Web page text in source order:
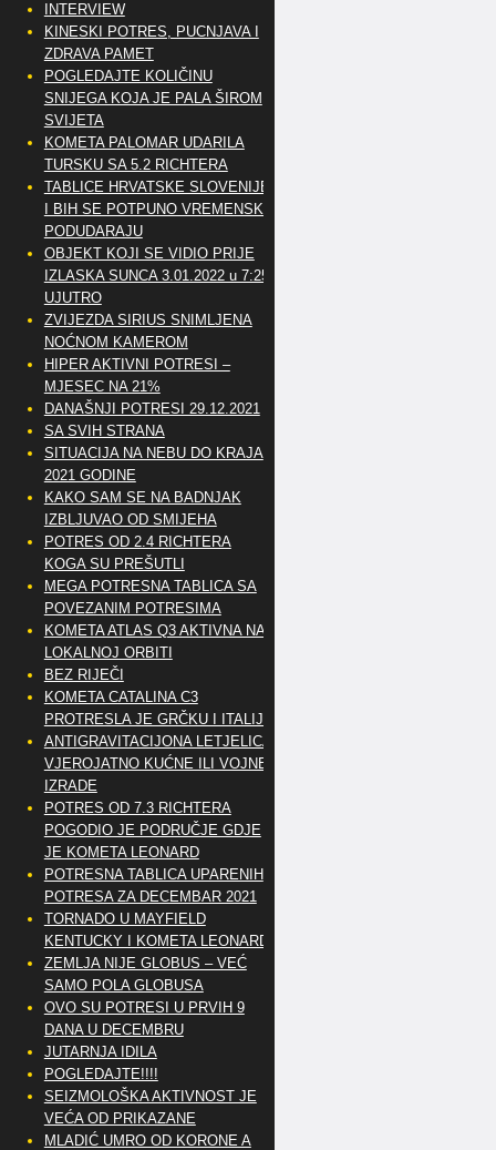
INTERVIEW
KINESKI POTRES, PUCNJAVA I
ZDRAVA PAMET
POGLEDAJTE KOLIČINU
SNIJEGA KOJA JE PALA ŠIROM
SVIJETA
KOMETA PALOMAR UDARILA
TURSKU SA 5.2 RICHTERA
TABLICE HRVATSKE SLOVENIJE
I BIH SE POTPUNO VREMENSKI
PODUDARAJU
OBJEKT KOJI SE VIDIO PRIJE
IZLASKA SUNCA 3.01.2022 u 7:25
UJUTRO
ZVIJEZDA SIRIUS SNIMLJENA
NOĆNOM KAMEROM
HIPER AKTIVNI POTRESI –
MJESEC NA 21%
DANAŠNJI POTRESI 29.12.2021
SA SVIH STRANA
SITUACIJA NA NEBU DO KRAJA
2021 GODINE
KAKO SAM SE NA BADNJAK
IZBLJUVAO OD SMIJEHA
POTRES OD 2.4 RICHTERA
KOGA SU PREŠUTLI
MEGA POTRESNA TABLICA SA
POVEZANIM POTRESIMA
KOMETA ATLAS Q3 AKTIVNA NA
LOKALNOJ ORBITI
BEZ RIJEČI
KOMETA CATALINA C3
PROTRESLA JE GRČKU I ITALIJU
ANTIGRAVITACIJONA LETJELICA
VJEROJATNO KUĆNE ILI VOJNE
IZRADE
POTRES OD 7.3 RICHTERA
POGODIO JE PODRUČJE GDJE
JE KOMETA LEONARD
POTRESNA TABLICA UPARENIH
POTRESA ZA DECEMBAR 2021
TORNADO U MAYFIELD
KENTUCKY I KOMETA LEONARD
ZEMLJA NIJE GLOBUS – VEĆ
SAMO POLA GLOBUSA
OVO SU POTRESI U PRVIH 9
DANA U DECEMBRU
JUTARNJA IDILA
POGLEDAJTE!!!!
SEIZMOLOŠKA AKTIVNOST JE
VEĆA OD PRIKAZANE
MLADIĆ UMRO OD KORONE A